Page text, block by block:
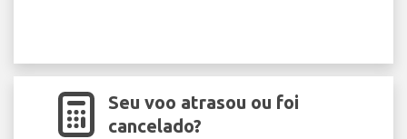
Seu voo atrasou ou foi
cancelado?